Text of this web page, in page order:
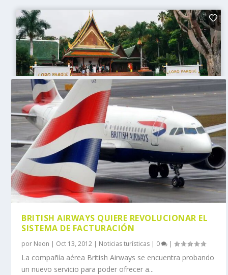
BRITISH AIRWAYS QUIERE REVOLUCIONAR EL
SISTEMA DE FACTURACIÓN
por Neon | Oct 13, 2012 | Noticias turísticas | 0 |
La compañía aérea British Airways se encuentra probando
un nuevo servicio para poder ofrecer a...